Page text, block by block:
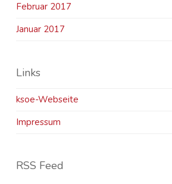
Februar 2017
Januar 2017
Links
ksoe-Webseite
Impressum
RSS Feed